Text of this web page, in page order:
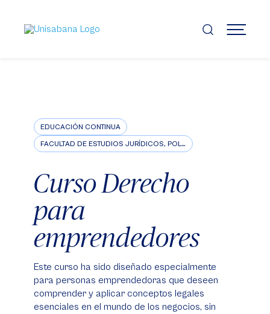
contenido
principal
MENÚ
EDUCACIÓN CONTINUA
FACULTAD DE ESTUDIOS JURÍDICOS, POLÍTICOS E INTERNACIONALES
Curso Derecho
para
emprendedores
Este curso ha sido diseñado especialmente
para personas emprendedoras que deseen
comprender y aplicar conceptos legales
esenciales en el mundo de los negocios, sin